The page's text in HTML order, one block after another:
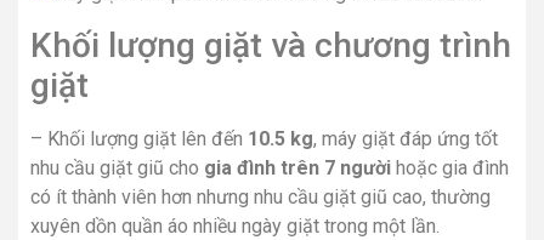
Khối lượng giặt và chương trình
giặt
– Khối lượng giặt lên đến 10.5 kg, máy giặt đáp ứng tốt
nhu cầu giặt giũ cho gia đình trên 7 người hoặc gia đình
có ít thành viên hơn nhưng nhu cầu giặt giũ cao, thường
xuyên dồn quần áo nhiều ngày giặt trong một lần.